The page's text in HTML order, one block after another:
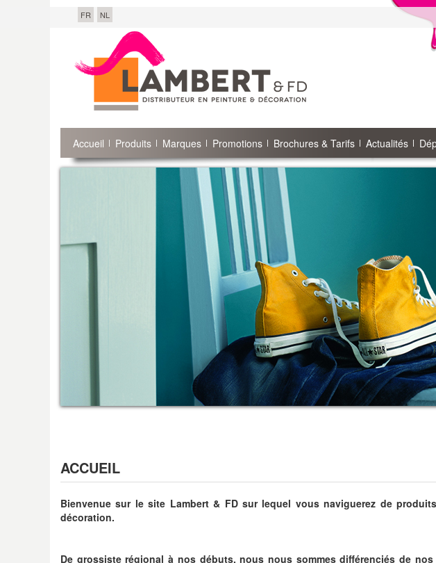
FR NL
Accueil Produits Marques Promotions Brochures & Tarifs Actualités
ACCUEIL
Bienvenue sur le site Lambert & FD sur lequel vous naviguerez de
décoration.
De grossiste régional à nos débuts, nous nous sommes différenciés de